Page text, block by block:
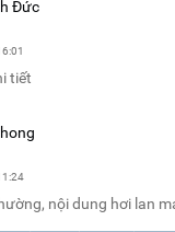
Đức
tiết
nội dung hơi lan